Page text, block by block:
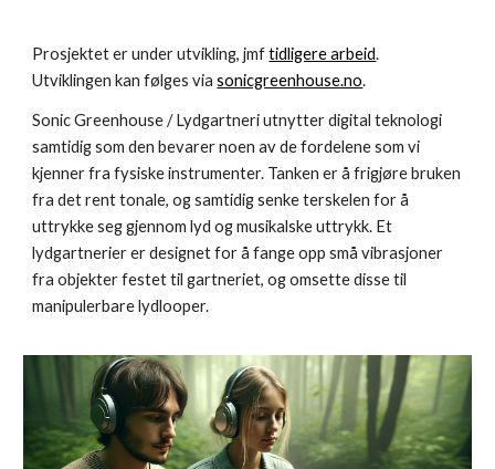
Prosjektet er under utvikling, jmftidligere arbeid.
Utviklingen kan følges viasonicgreenhouse.no.
Sonic Greenhouse / Lydgartneri utnytter digital teknologi
samtidig som den bevarer noen av de fordelene som vi
kjenner fra fysiske instrumenter. Tanken er å frigjøre bruken
fra det rent tonale, og samtidig senke terskelen for å
uttrykke seg gjennom lyd og musikalske uttrykk. Et
lydgartnerier er designet for å fange opp små vibrasjoner
fra objekter festet til gartneriet, og omsette disse til
manipulerbare lydlooper.